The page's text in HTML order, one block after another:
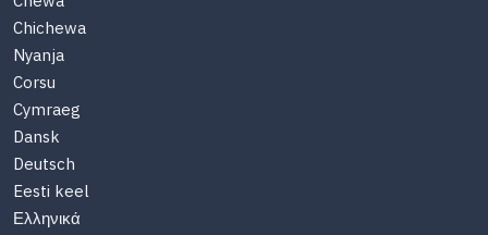
Chichewa
Nyanja
Corsu
Cymraeg
Dansk
Deutsch
Eesti keel
Ελληνικά